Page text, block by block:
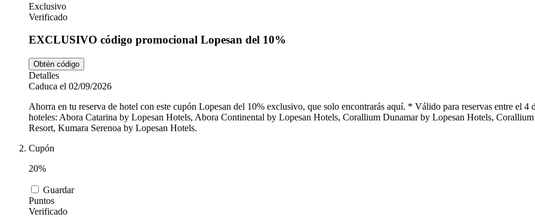
Exclusivo
Verificado
EXCLUSIVO código promocional Lopesan del 10%
Obtén código
Detalles
Caduca el 02/09/2026
Ahorra en tu reserva de hotel con este cupón Lopesan del 10% exclusivo, que solo encontrarás aquí. * Válido para reservas entre el
hoteles: Abora Catarina by Lopesan Hotels, Abora Continental by Lopesan Hotels, Corallium Dunamar by Lopesan Hotels,
Resort, Kumara Serenoa by Lopesan Hotels.
Cupón
20%
Guardar
Puntos
Verificado